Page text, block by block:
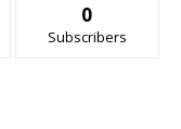
0
Subscribers